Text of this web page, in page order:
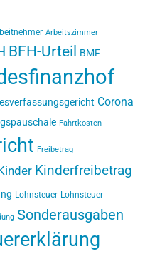
Arbeitszimmer
BFH-Urteil BMF
Corona
Fahrtkosten
Freibetrag
Kinderfreibetrag
Lohnsteuer Lohnsteuer
Sonderausgaben